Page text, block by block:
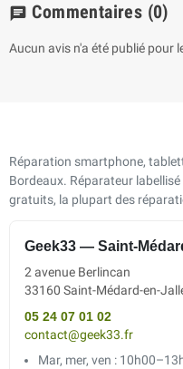
chat Commentaires (0)
Aucun avis n'a été publié pour
Réparation smartphone,
Bordeaux. Réparateur
gratuits, la plupart des
Geek33 — Saint-
2 avenue Berlincan
33160 Saint-Médard-en-
05 24 07 01 02
contact@geek33.fr
Mar, mer, ven :